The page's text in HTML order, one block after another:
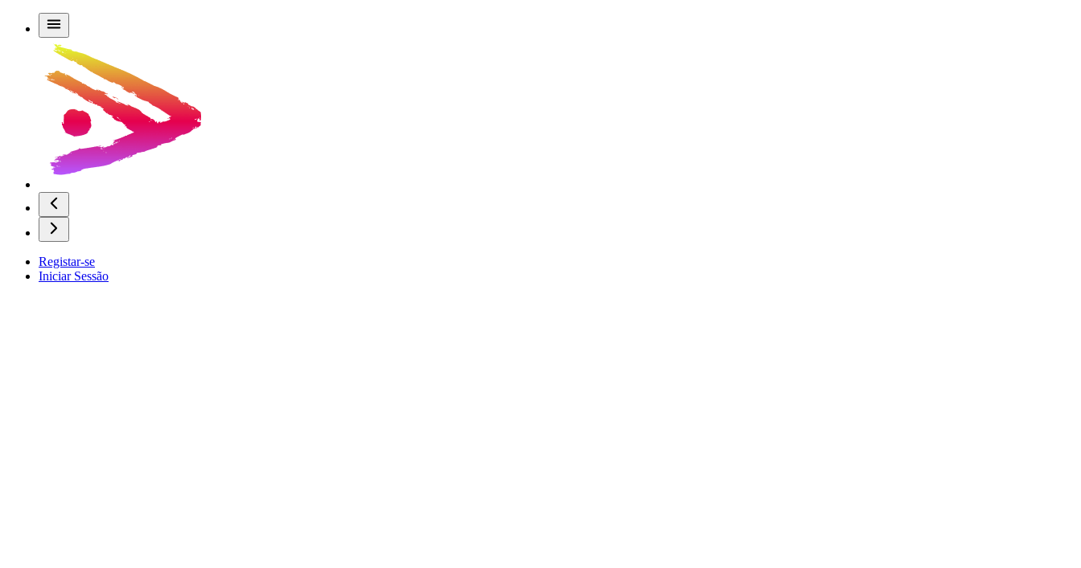
Registar-se
Iniciar Sessão